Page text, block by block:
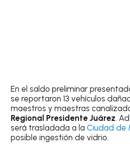
En el saldo preliminar
se reportaron 13 vehículos
maestros y maestras
Regional Presidente Juárez.
será trasladada a laCiudad de
posible ingestión de vidrio.